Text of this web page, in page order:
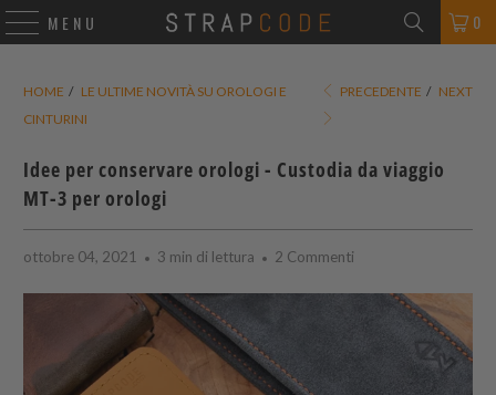
MENU 0
HOME / LE ULTIME NOVITÀ SU OROLOGI E
CINTURINI
PRECEDENTE / NEXT
Idee per conservare orologi - Custodia da viaggio
MT-3 per orologi
ottobre 04, 2021 3 min di lettura 2 Commenti